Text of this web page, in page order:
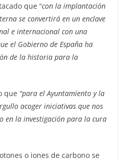
que “con la implantación
se convertirá en un enclave
e internacional con una
el Gobierno de España ha
de la historia para la
que “para el Ayuntamiento y la
acoger iniciativas que nos
en la investigación para la cura
o iones de carbono se